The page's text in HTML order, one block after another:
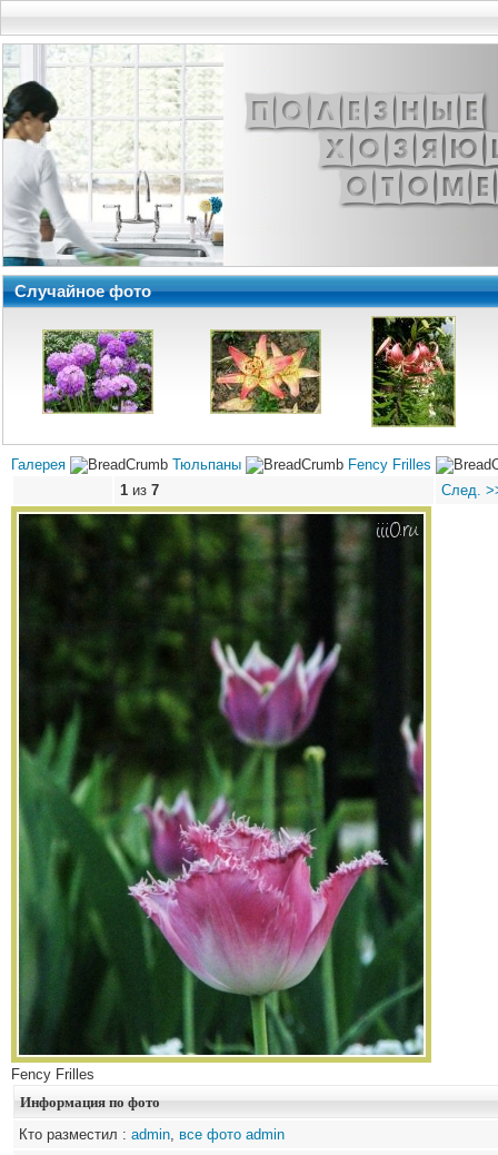
Случайное фото
Галерея Тюльпаны
Fency Frilles
1 из 7 След.
Fency Frilles
Информация по фото
Кто разместил : admin, все фото admin